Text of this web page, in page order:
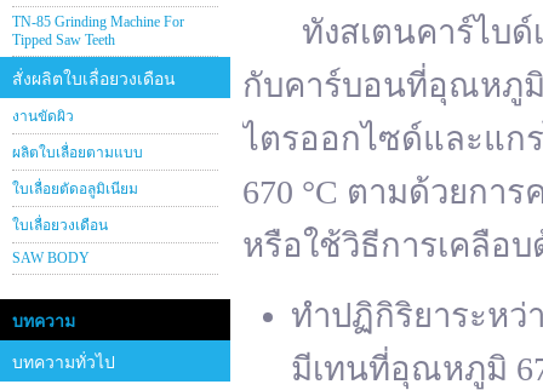
TN-85 Grinding Machine For
Tipped Saw Teeth
สั่งผลิตใบเลื่อยวงเดือน
งานขัดผิว
ผลิตใบเลื่อยตามแบบ
ใบเลื่อยตัดอลูมิเนียม
ใบเลื่อยวงเดือน
SAW BODY
บทความ
บทความทั่วไป
ทังสเตนคาร์ไบด์เ
กับคาร์บอนที่อุณหภูมิ
ไตรออกไซด์และแก
670 °C ตามด้วยกา
หรือใช้วิธีการเคลือบ
ทำปฏิกิริยาระหว่
มีเทนที่อุณหภูมิ